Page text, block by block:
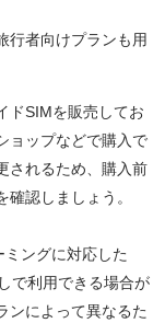
行者向けプランも用
ドSIMを販売してお
ョップなどで購入で
されるため、購入前
認しましょう。
ングに対応した
で利用できる場合が
ンによって異なるた